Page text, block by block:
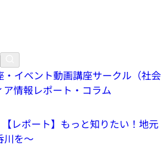
・イベント動画講座サークル（社会
ア情報レポート・コラム
【レポート】もっと知りたい！地元
川を～